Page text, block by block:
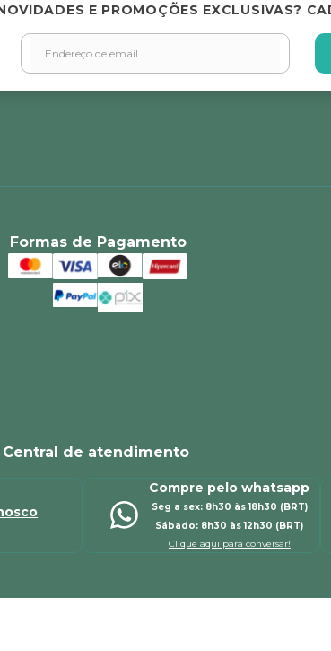
E PROMOÇÕES EXCLUSIVAS?
Formas de Pagamento
Central de atendimento
Compre pelo whatsapp
Seg a sex: 8h30 às 18h30 (BRT)
Sábado: 8h30 às 12h30 (BRT)
Clique aqui para conversar!